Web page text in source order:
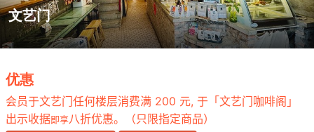
文艺门
.
优惠
会员于文艺门任何楼层消费满 200 元, 于「文艺门咖啡阁」
出示收据即享八折优惠。（只限指定商品）